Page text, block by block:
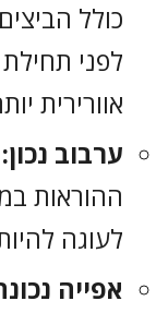
כולל
לפני
אוורירית
ערבוב נכון:
ההוראות
לעוגה
אפייה